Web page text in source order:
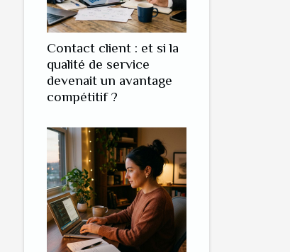
Contact client : et si la
qualité de service
devenait un avantage
compétitif ?